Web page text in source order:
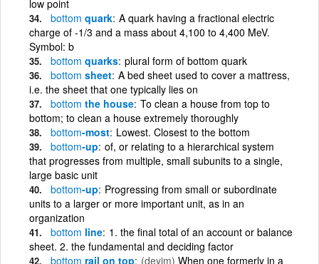
low point
bottom quark A quark having a fractional electric
charge of -1/3 and a mass about 4,100 to 4,400 MeV.
Symbol: b
bottom quarks plural form of bottom quark
bottom sheet A bed sheet used to cover a mattress,
i.e. the sheet that one typically lies on
bottom the house To clean a house from top to
bottom; to clean a house extremely thoroughly
bottom-most Lowest. Closest to the bottom
bottom-up of, or relating to a hierarchical system
that progresses from multiple, small subunits to a single,
large basic unit
bottom-up Progressing from small or subordinate
units to a larger or more important unit, as in an
organization
bottom line 1. the final total of an account or balance
sheet. 2. the fundamental and deciding factor
bottom rail on top (deyim) When one formerly in a